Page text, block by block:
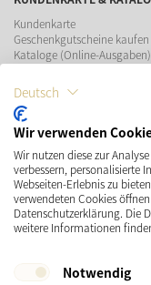
Kundenkarte
Geschenkgutscheine kaufen
Kataloge (Online-Ausgaben)
VERSAND
Deutsch
Wir verwenden
Wir nutzen diese zur
verbessern, personalisierte
Webseiten-Erlebnis zu
verwendeten Cookies
Datenschutzerklärung. Die
weitere Informationen
Notwendig